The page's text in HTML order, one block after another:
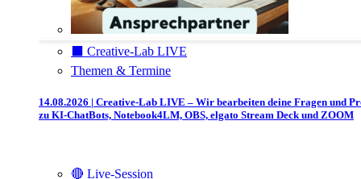
⬛️ Creative-Lab LIVE
Themen & Termine
14.08.2026 | Creative-Lab LIVE – Wir bearbeiten deine Fragen und
zu KI-ChatBots, Notebook4LM, OBS, elgato Stream Deck und ZOOM
🔴 Live-Session